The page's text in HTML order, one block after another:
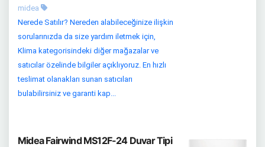
midea
Nerede Satılır? Nereden alabileceğinize ilişkin
sorularınızda da size yardım iletmek için,
Klima kategorisindeki diğer mağazalar ve
satıcılar özelinde bilgiler açıklıyoruz. En hızlı
teslimat olanakları sunan satıcıları
bulabilirsiniz ve garanti kap...
Midea Fairwind MS12F-24 Duvar Tipi